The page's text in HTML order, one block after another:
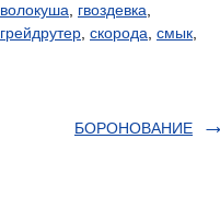
волокуша
гвоздевка
грейдрутер скорода смык
БОРОНОВАНИЕ